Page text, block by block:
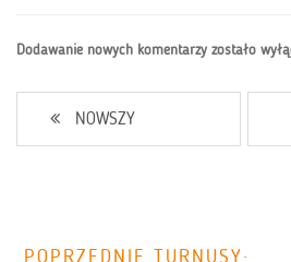
Dodawanie nowych komentarzy zostało
NOWSZY
POPRZEDNIE TURNUSY: